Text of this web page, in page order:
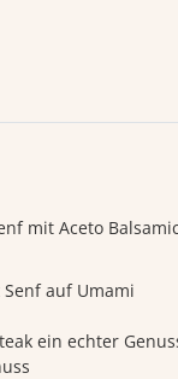
mit Aceto
auf Umami
ein echter